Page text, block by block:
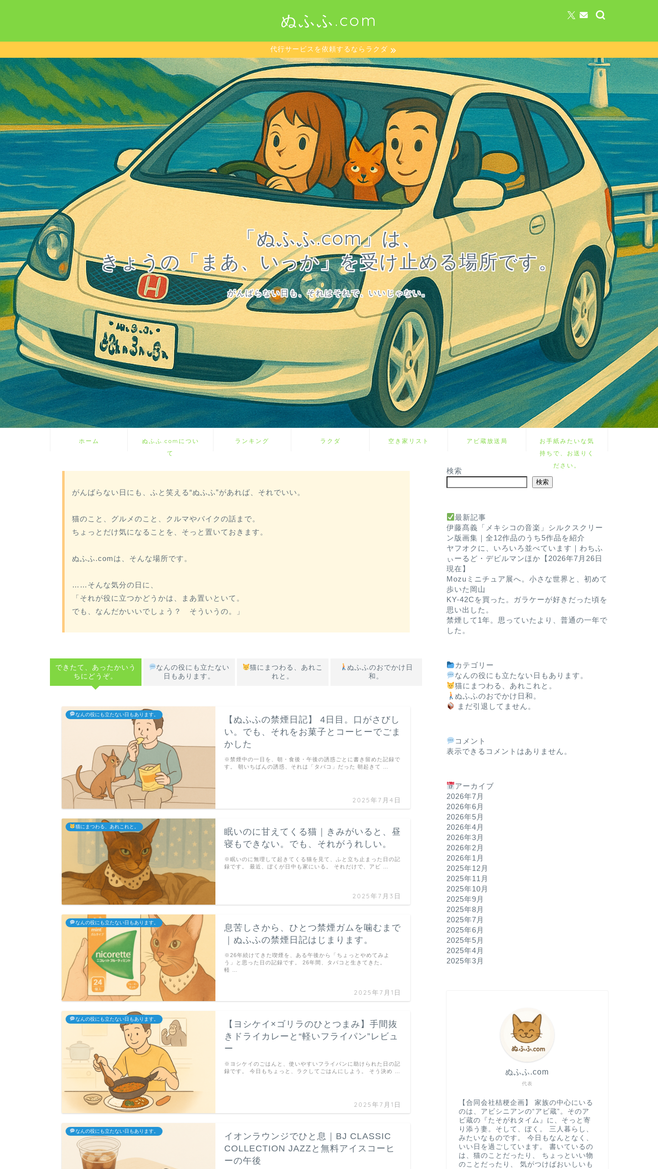
ぬふふ.com
代行サービスを依頼するならラクダ
「ぬふふ.com」は、
きょうの「まあ、いっか」を受け止める場所です。
がんばらない日も、それはそれで、いいじゃない。
ホーム
ぬふふ.comについ
て
ランキング ラクダ 空き家リスト アビ蔵放送局
お手紙みたいな気
持ちで、お送りく
ださい。
がんばらない日にも、ふと笑える“ぬふふ”があれば、それでいい。
猫のこと、グルメのこと、クルマやバイクの話まで。
ちょっとだけ気になることを、そっと置いておきます。
ぬふふ.comは、そんな場所です。
……そんな気分の日に、
「それが役に立つかどうかは、まあ置いといて。
でも、なんだかいいでしょう？ そういうの。」
できたて、あったかいう
ちにどうぞ。
なんの役にも立たない
日もあります。
猫にまつわる、あれこ
れと。
ぬふふのおでかけ日
和。
なんの役にも立たない日もあります。
【ぬふふの禁煙日記】 4日目。口がさびし
い。でも、それをお菓子とコーヒーでごま
かした
2025年7月4日
※禁煙中の一日を、朝・食後・午後の誘惑ごとに書き留めた記録で
す。 朝いちばんの誘惑、それは「タバコ」だった 朝起きて …
猫にまつわる、あれこれと。
眠いのに甘えてくる猫｜きみがいると、昼
寝もできない。でも、それがうれしい。
2025年7月3日
※眠いのに無理して起きてくる猫を見て、ふと立ち止まった日の記
録です。 最近、ぼくが日中も家にいる。 それだけで、アビ …
なんの役にも立たない日もあります。
息苦しさから、ひとつ禁煙ガムを噛むまで
｜ぬふふの禁煙日記はじまります。
2025年7月1日
※26年続けてきた喫煙を、ある午後から「ちょっとやめてみよ
う」と思った日の記録です。 26年間、タバコと生きてきた。
軽 …
なんの役にも立たない日もあります。
【ヨシケイ×ゴリラのひとつまみ】手間抜
きドライカレーと“軽いフライパン”レビュ
ー
2025年7月1日
※ヨシケイのごはんと、使いやすいフライパンに助けられた日の記
録です。 今日もちょっと、ラクしてごはんにしよう。 そう決め …
なんの役にも立たない日もあります。
イオンラウンジでひと息｜BJ CLASSIC
COLLECTION JAZZと無料アイスコーヒ
ーの午後
なんの役にも立たない日もあります。
なんの役にも立たない日もあります。
なんの役にも立たない日もあります。
検索
検索
最新記事
伊藤髙義「メキシコの音楽」シルクスクリー
ン版画集｜全12作品のうち5作品を紹介
ヤフオクに、いろいろ並べています｜わちふ
ぃーるど・デビルマンほか【2026年7月26日
現在】
Mozuミニチュア展へ。小さな世界と、初めて
歩いた岡山
KY-42Cを買った。ガラケーが好きだった頃を
思い出した。
禁煙して1年。思っていたより、普通の一年で
した。
カテゴリー
なんの役にも立たない日もあります。
猫にまつわる、あれこれと。
ぬふふのおでかけ日和。
まだ引退してません。
コメント
表示できるコメントはありません。
アーカイブ
2026年7月
2026年6月
2026年5月
2026年4月
2026年3月
2026年2月
2026年1月
2025年12月
2025年11月
2025年10月
2025年9月
2025年8月
2025年7月
2025年6月
2025年5月
2025年4月
2025年3月
代表
ぬふふ.com
【合同会社桔梗企画】 家族の中心にいる
のは、アビシニアンの“アビ蔵”。そのア
ビ蔵の『たそがれタイム』に、そっと寄
り添う妻。そして、ぼく。 三人暮らし、
みたいなものです。 今日もなんとなく、
いい日を過ごしています。 書いているの
は、猫のことだったり、 ちょっといい物
のことだったり、 気がつけばおいしいも